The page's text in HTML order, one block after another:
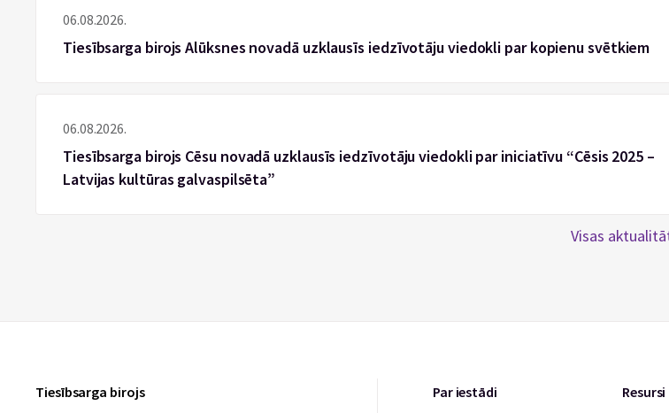
06.08.2026.
Tiesībsarga birojs Alūksnes novadā uzklausīs iedzīvotāju viedokli par kopienu svētkiem
06.08.2026.
Tiesībsarga birojs Cēsu novadā uzklausīs iedzīvotāju viedokli par iniciatīvu “Cēsis 2025 –
Latvijas kultūras galvaspilsēta”
Visas
Tiesībsarga birojs Par iestādi Resursi